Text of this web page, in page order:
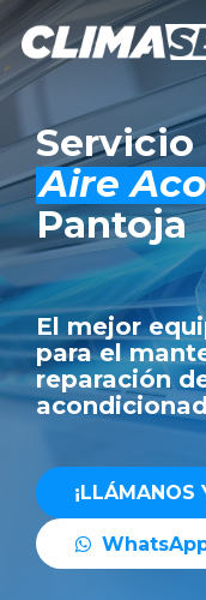
Skip
main
content
Servicio
Aire
Pantoja
El mejor
para el
reparación
¡LLÁMANOS
WhatsAp